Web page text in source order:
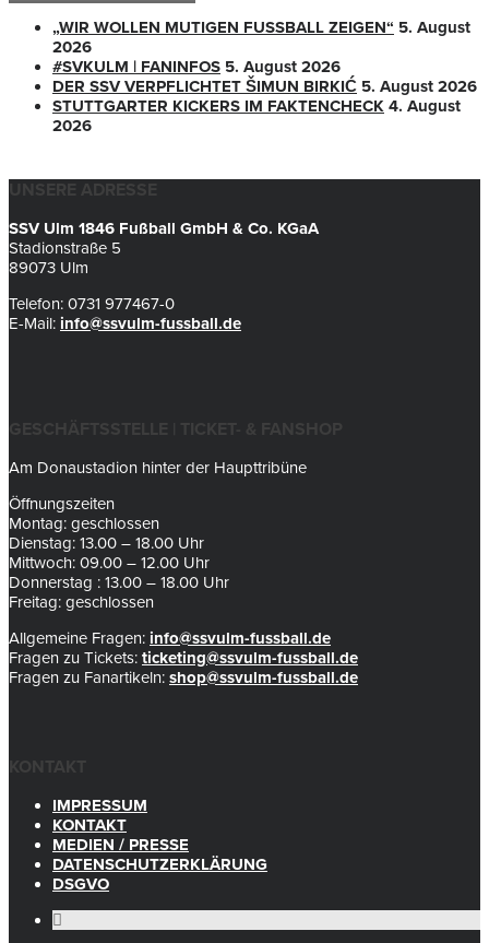
„WIR WOLLEN MUTIGEN FUSSBALL ZEIGEN“
5. August
2026
#SVKULM | FANINFOS 5. August 2026
DER SSV VERPFLICHTET ŠIMUN BIRKIĆ 5. August 2026
STUTTGARTER KICKERS IM FAKTENCHECK 4. August
2026
UNSERE ADRESSE
SSV Ulm 1846 Fußball GmbH & Co. KGaA
Stadionstraße 5
89073 Ulm
Telefon: 0731 977467-0
E-Mail: info@ssvulm-fussball.de
GESCHÄFTSSTELLE | TICKET- & FANSHOP
Am Donaustadion hinter der Haupttribüne
Öffnungszeiten
Montag: geschlossen
Dienstag: 13.00 – 18.00 Uhr
Mittwoch: 09.00 – 12.00 Uhr
Donnerstag : 13.00 – 18.00 Uhr
Freitag: geschlossen
Allgemeine Fragen: info@ssvulm-fussball.de
Fragen zu Tickets: ticketing@ssvulm-fussball.de
Fragen zu Fanartikeln: shop@ssvulm-fussball.de
KONTAKT
IMPRESSUM
KONTAKT
MEDIEN / PRESSE
DATENSCHUTZERKLÄRUNG
DSGVO